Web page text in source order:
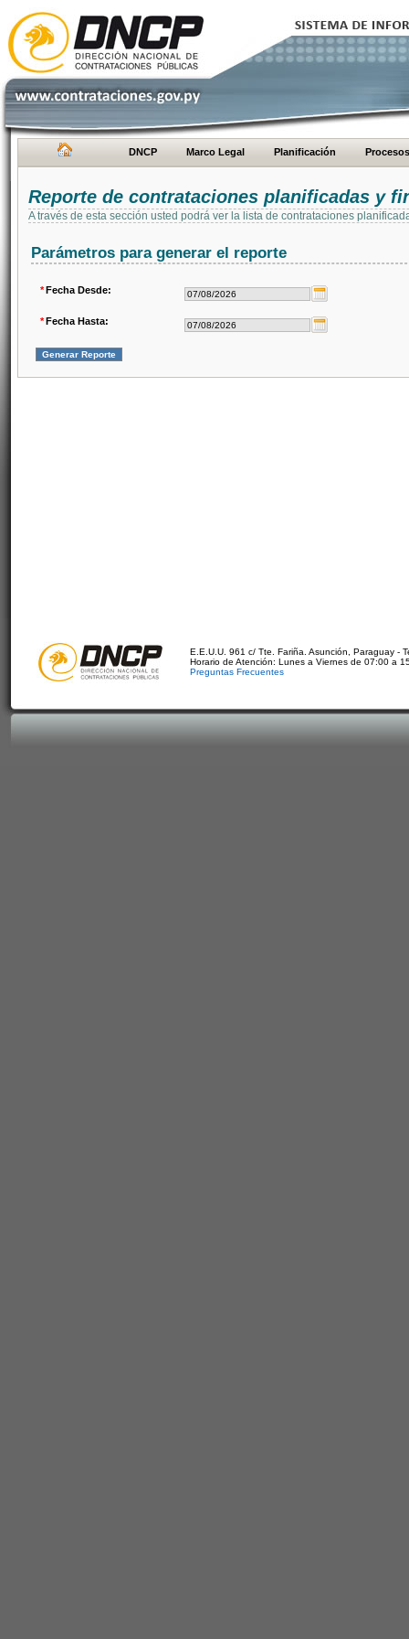
DNCP Marco Legal Planificación Procesos
Reporte de contrataciones planificadas y
A través de esta sección usted podrá ver la lista de contrataciones
Parámetros para generar el reporte
*Fecha Desde:
*Fecha Hasta:
E.E.U.U. 961 c/ Tte. Fariña. Asunción, Paraguay -
Horario de Atención: Lunes a Viernes de 07:00 a
Preguntas Frecuentes